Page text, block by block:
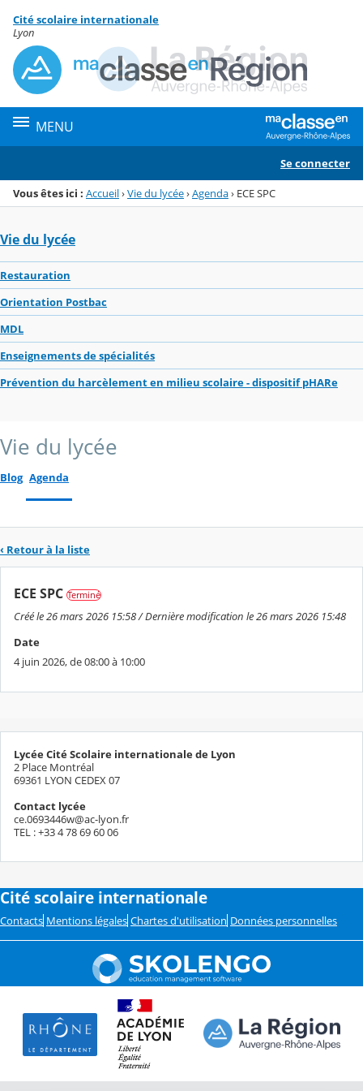
Menu de la rubrique
Contenu
Cité scolaire internationale
Lyon
MENU
Se connecter
Vous êtes ici : Accueil›Vie du lycée›Agenda› ECE SPC
Vie du lycée
Restauration
Orientation Postbac
MDL
Enseignements de spécialités
Prévention du harcèlement en milieu scolaire - dispositif pHARe
Vie du lycée
Blog Agenda
‹ Retour à la liste
ECE SPC Terminé
Créé le 26 mars 2026 15:58 / Dernière modification le 26 mars 2026 15:48
Date
4 juin 2026, de 08:00 à 10:00
Lycée Cité Scolaire internationale de Lyon
2 Place Montréal
69361 LYON CEDEX 07
Contact lycée
ce.0693446w@ac-lyon.fr
TEL : +33 4 78 69 60 06
Cité scolaire internationale
Contacts Mentions légales Chartes d'utilisation Données personnelles